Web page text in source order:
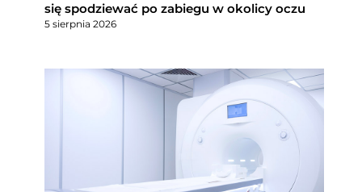
się spodziewać po zabiegu w okolicy oczu
5 sierpnia 2026